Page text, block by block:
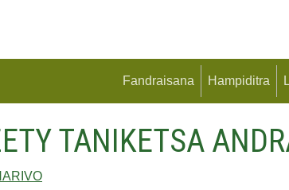
Fandraisana Hampiditra
TANIKETSA